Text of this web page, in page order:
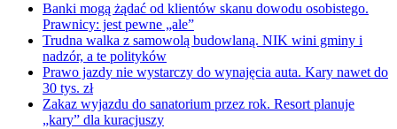
Banki mogą żądać od klientów skanu dowodu osobistego.
Prawnicy: jest pewne „ale”
Trudna walka z samowolą budowlaną. NIK wini gminy i
nadzór, a te polityków
Prawo jazdy nie wystarczy do wynajęcia auta. Kary nawet do
30 tys. zł
Zakaz wyjazdu do sanatorium przez rok. Resort planuje
„kary” dla kuracjuszy